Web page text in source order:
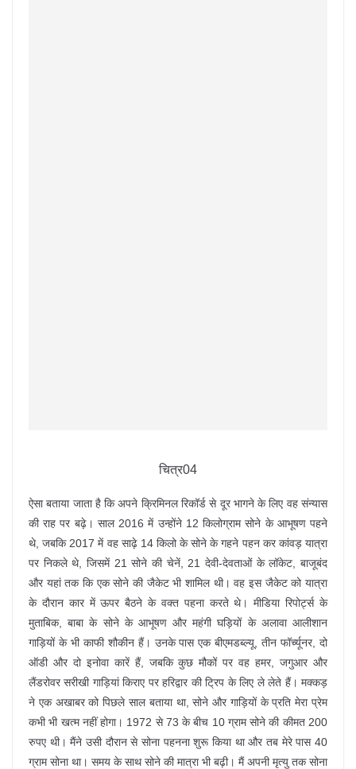
चित्र04
ऐसा बताया जाता है कि अपने क्रिमिनल रिकॉर्ड से दूर भागने के लिए वह संन्यास
की राह पर बढ़े। साल 2016 में उन्होंने 12 किलोग्राम सोने के आभूषण पहने
थे, जबकि 2017 में वह साढ़े 14 किलो के सोने के गहने पहन कर कांवड़ यात्रा
पर निकले थे, जिसमें 21 सोने की चेनें, 21 देवी-देवताओं के लॉकेट, बाजूबंद
और यहां तक कि एक सोने की जैकेट भी शामिल थी। वह इस जैकेट को यात्रा
के दौरान कार में ऊपर बैठने के वक्त पहना करते थे। मीडिया रिपोर्ट्स के
मुताबिक, बाबा के सोने के आभूषण और महंगी घड़ियों के अलावा आलीशान
गाड़ियों के भी काफी शौकीन हैं। उनके पास एक बीएमडब्ल्यू, तीन फॉर्च्यूनर, दो
ऑडी और दो इनोवा कारें हैं, जबकि कुछ मौकों पर वह हमर, जगुआर और
लैंडरोवर सरीखी गाड़ियां किराए पर हरिद्वार की ट्रिप के लिए ले लेते हैं। मक्कड़
ने एक अखाबर को पिछले साल बताया था, सोने और गाड़ियों के प्रति मेरा प्रेम
कभी भी खत्म नहीं होगा। 1972 से 73 के बीच 10 ग्राम सोने की कीमत 200
रुपए थी। मैंने उसी दौरान से सोना पहनना शुरू किया था और तब मेरे पास 40
ग्राम सोना था। समय के साथ सोने की मात्रा भी बढ़ी। मैं अपनी मृत्यु तक सोना